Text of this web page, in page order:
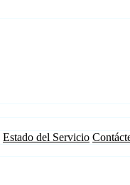
Estado del Servicio